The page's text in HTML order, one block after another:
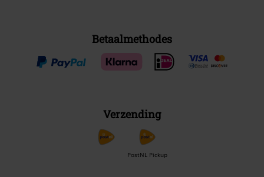
Betaalmethodes
Verzending
PostNL Pickup